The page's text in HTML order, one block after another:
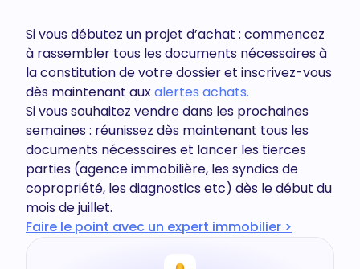
Si vous débutez un projet d’achat : commencez
à rassembler tous les documents nécessaires à
la constitution de votre dossier et inscrivez-vous
dès maintenant auxalertes achats.
Si vous souhaitez vendre dans les prochaines
semaines : réunissez dès maintenant tous les
documents nécessaires et lancer les tierces
parties (agence immobilière, les syndics de
copropriété, les diagnostics etc) dès le début du
mois de juillet.
Faire le point avec un expert immobilier >